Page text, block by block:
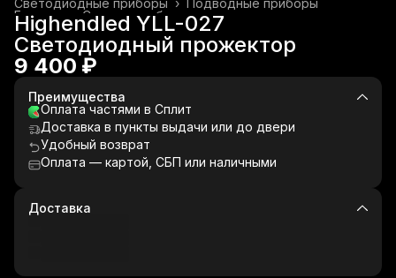
Подводные приборы
Светодиодные приборы ›
Световое оборудование
Главная
Highendled YLL-027
Светодиодный прожектор
9 400 ₽
Преимущества
Оплата частями в Сплит
Доставка в пункты выдачи или до двери
Удобный возврат
Оплата — картой, СБП или наличными
Доставка